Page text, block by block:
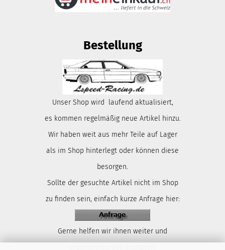
Bestellung
Unser Shop wird laufend aktualisiert,
es kommen regelmäßig neue Artikel hinzu.
Wir haben weit aus mehr Teile auf Lager
als im Shop hinterlegt oder können diese
besorgen.
Sollte der gesuchte Artikel nicht im Shop
zu finden sein, einfach kurze Anfrage hier:
Gerne helfen wir ihnen weiter und